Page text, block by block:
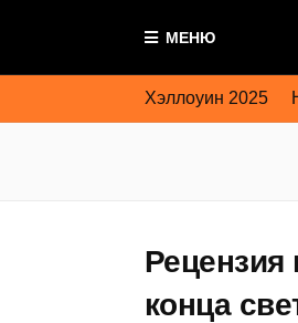
МЕНЮ
Хэллоуин 2025
Рецензия
конца